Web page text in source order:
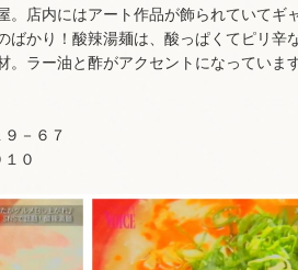
。店内にはアート作品が飾られていて
ばかり！酸辣湯麺は、酸っぱくてピリ
。ラー油と酢がアクセントになっていま
－６７
０